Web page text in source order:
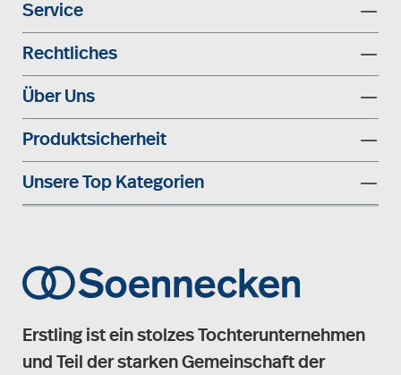
Service
Rechtliches
Über Uns
Produktsicherheit
Unsere Top Kategorien
Erstling ist ein stolzes Tochterunternehmen
und Teil der starken Gemeinschaft der